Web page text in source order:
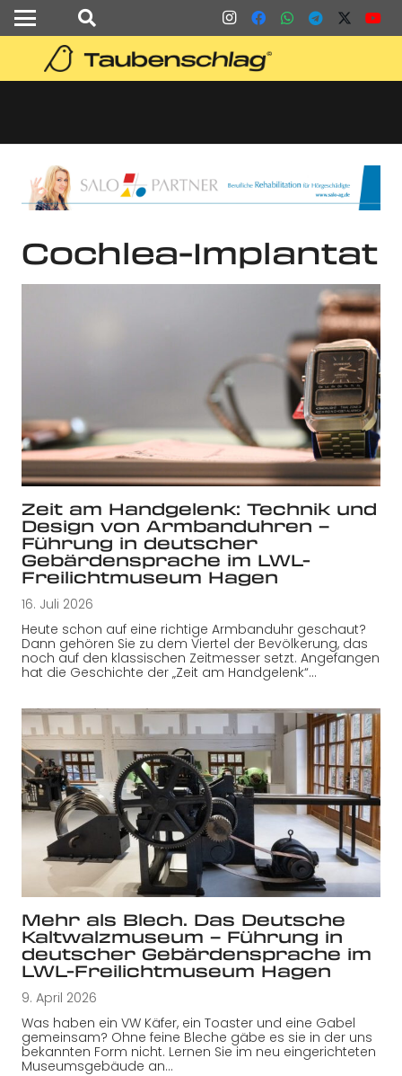
Cochlea-Implantat
Zeit am Handgelenk: Technik und
Design von Armbanduhren –
Führung in deutscher
Gebärdensprache im LWL-
Freilichtmuseum Hagen
16. Juli 2026
Heute schon auf eine richtige Armbanduhr geschaut?
Dann gehören Sie zu dem Viertel der Bevölkerung, das
noch auf den klassischen Zeitmesser setzt. Angefangen
hat die Geschichte der „Zeit am Handgelenk“…
Mehr als Blech. Das Deutsche
Kaltwalzmuseum – Führung in
deutscher Gebärdensprache im
LWL-Freilichtmuseum Hagen
9. April 2026
Was haben ein VW Käfer, ein Toaster und eine Gabel
gemeinsam? Ohne feine Bleche gäbe es sie in der uns
bekannten Form nicht. Lernen Sie im neu eingerichteten
Museumsgebäude an…